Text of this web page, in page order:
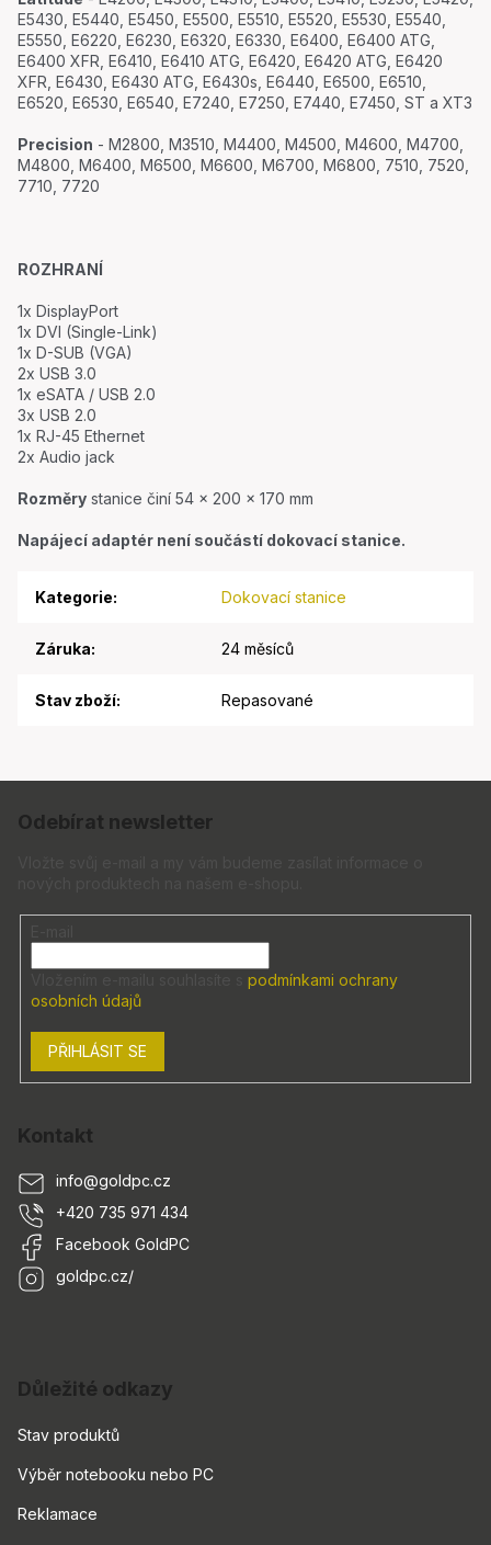
E5430, E5440, E5450, E5500, E5510, E5520, E5530, E5540,
E5550, E6220, E6230, E6320, E6330, E6400, E6400 ATG,
E6400 XFR, E6410, E6410 ATG, E6420, E6420 ATG, E6420
XFR, E6430, E6430 ATG, E6430s, E6440, E6500, E6510,
E6520, E6530, E6540, E7240, E7250, E7440, E7450, ST a XT3
Precision - M2800, M3510, M4400, M4500, M4600, M4700,
M4800, M6400, M6500, M6600, M6700, M6800, 7510, 7520,
7710, 7720
ROZHRANÍ
1x DisplayPort
1x DVI (Single-Link)
1x D-SUB (VGA)
2x USB 3.0
1x eSATA / USB 2.0
3x USB 2.0
1x RJ-45 Ethernet
2x Audio jack
Rozměry stanice činí 54 x 200 x 170 mm
Napájecí adaptér není součástí dokovací stanice.
Kategorie: Dokovací stanice
Záruka: 24 měsíců
Stav zboží: Repasované
Odebírat newsletter
podmínkami ochrany
osobních údajů
PŘIHLÁSIT SE
Kontakt
info@goldpc.cz
+420 735 971 434
Facebook GoldPC
goldpc.cz/
Důležité odkazy
Stav produktů
Výběr notebooku nebo PC
Reklamace